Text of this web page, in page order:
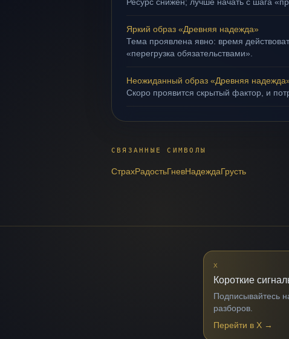
Яркий образ «Древняя надежда»
Тема проявлена явно: время
«перегрузка обязательствами».
Неожиданный образ «Древняя
Скоро проявится скрытый фактор, и
СВЯЗАННЫЕ СИМВОЛЫ
СтрахРадостьГневНадеждаГрусть
X
Короткие
Подписывайтесь
разборов.
Перейти в X →